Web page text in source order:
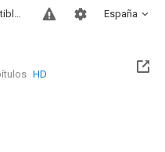
España
Sitios compatibles
Sep 2027 (Queda 1 año)
HD